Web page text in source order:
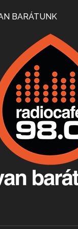
Apr 24, 2026
Villány,
Apr 17, 2026
Apr 9, 2026
BARÁTUNK